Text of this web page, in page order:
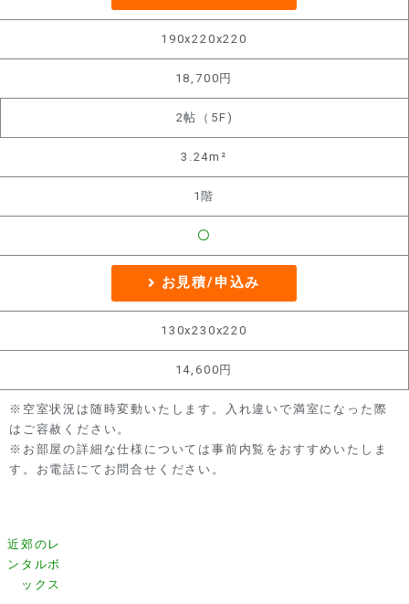
190x220x220
18,700円
2帖（5F)
3.24m²
1階
〇
お見積/申込み
130x230x220
14,600円
※空室状況は随時変動いたします。入れ違いで満室になった際
はご容赦ください。
※お部屋の詳細な仕様については事前内覧をおすすめいたしま
す。お電話にてお問合せください。
近郊のレ
ンタルボ
ックス